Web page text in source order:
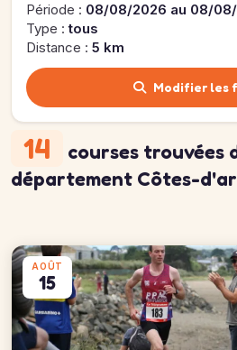
Période : 08/08/2026 au 08/
Type :tous
Distance : 5 km
Modifier les
14 courses trouvées
département Côtes-
AOÛT
15